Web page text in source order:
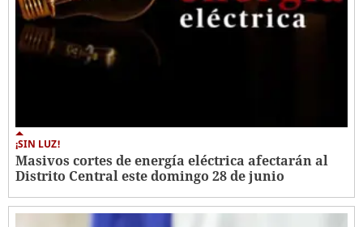
¡SIN LUZ!
Masivos cortes de energía eléctrica afectarán al
Distrito Central este domingo 28 de junio